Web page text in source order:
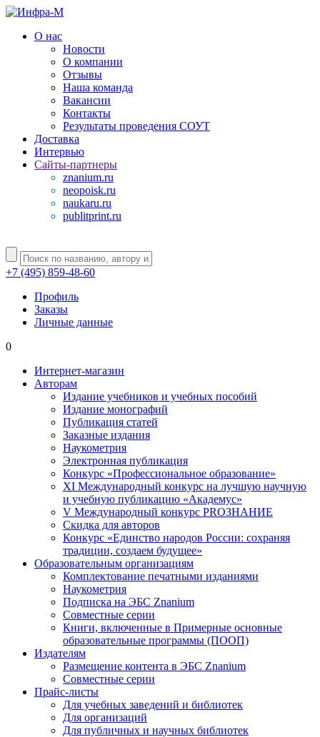
О нас
Новости
О компании
Отзывы
Наша команда
Вакансии
Контакты
Результаты проведения СОУТ
Доставка
Интервью
Сайты-партнеры
znanium.ru
neopoisk.ru
naukaru.ru
publitprint.ru
+7 (495) 859-48-60
Профиль
Заказы
Личные данные
0
Интернет-магазин
Авторам
Издание учебников и учебных пособий
Издание монографий
Публикация статей
Заказные издания
Наукометрия
Электронная публикация
Конкурс «Профессиональное образование»
XI Международный конкурс на лучшую научную
и учебную публикацию «Академус»
V Международный конкурс PROЗНАНИЕ
Скидка для авторов
Конкурс «Единство народов России: сохраняя
традиции, создаем будущее»
Образовательным организациям
Комплектование печатными изданиями
Наукометрия
Подписка на ЭБС Znanium
Совместные серии
Книги, включенные в Примерные основные
образовательные программы (ПООП)
Издателям
Размещение контента в ЭБС Znanium
Совместные серии
Прайс-листы
Для учебных заведений и библиотек
Для организаций
Для публичных и научных библиотек